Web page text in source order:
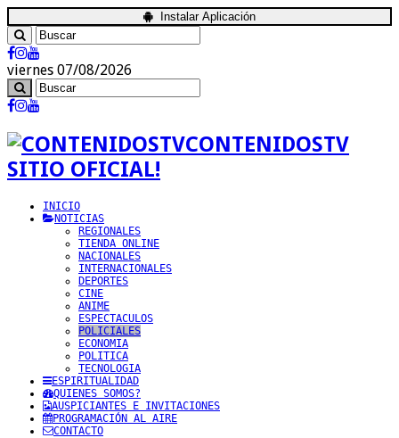
Instalar Aplicación
viernes 07/08/2026
CONTENIDOSTV
SITIO OFICIAL!
INICIO
NOTICIAS
REGIONALES
TIENDA ONLINE
NACIONALES
INTERNACIONALES
DEPORTES
CINE
ANIME
ESPECTACULOS
POLICIALES
ECONOMIA
POLITICA
TECNOLOGIA
ESPIRITUALIDAD
QUIENES SOMOS?
AUSPICIANTES E INVITACIONES
PROGRAMACIÓN AL AIRE
CONTACTO